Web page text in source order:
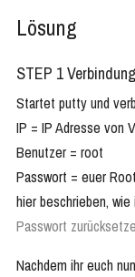
Lösung
STEP 1
Startet putty und
IP = IP Adresse von
Benutzer = root
Passwort = euer
hier beschrieben,
Passwort
Nachdem ihr euch